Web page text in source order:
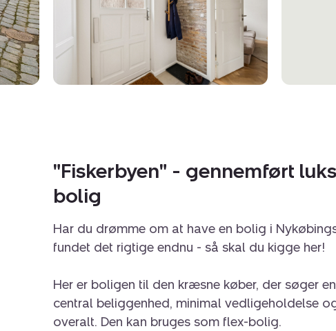
"Fiskerbyen" - gennemført
bolig
Har du drømme om at have en bolig i
fundet det rigtige endnu - så skal du kigge her!
Her er boligen til den kræsne køber, der søger
central beliggenhed, minimal vedligeholdelse
overalt. Den kan bruges som flex-bolig.